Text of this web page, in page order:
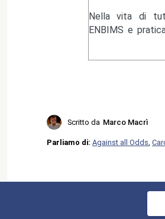
Nella vita di
ENBIMS e
Scritto da Marco Macrì
Parliamo di: Against all Odds